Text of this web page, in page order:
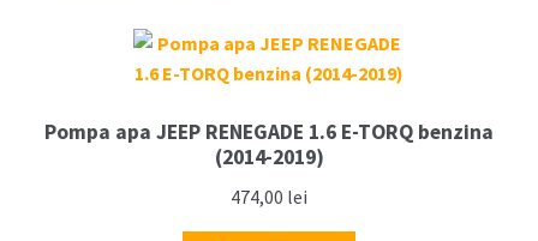
CRDPompa apa JEEP RENEGADE 1.6 E-TORQ benzina
(2014-2019)
474,00 lei